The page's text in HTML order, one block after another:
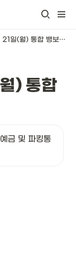
2022년 11월 21일(월) 통합 뱅보드 차트
) 통합
금 및 파킹통